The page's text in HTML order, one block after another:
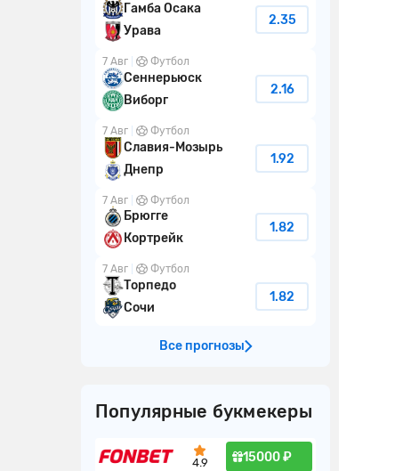
Гамба Осака
Урава
2.35
7 Авг Футбол
Сеннерьюск
Виборг
2.16
7 Авг Футбол
Славия-Мозырь
Днепр
1.92
7 Авг Футбол
Брюгге
Кортрейк
1.82
7 Авг Футбол
Торпедо
Сочи
1.82
Все прогнозы
Популярные букмекеры
4.9 15000 ₽